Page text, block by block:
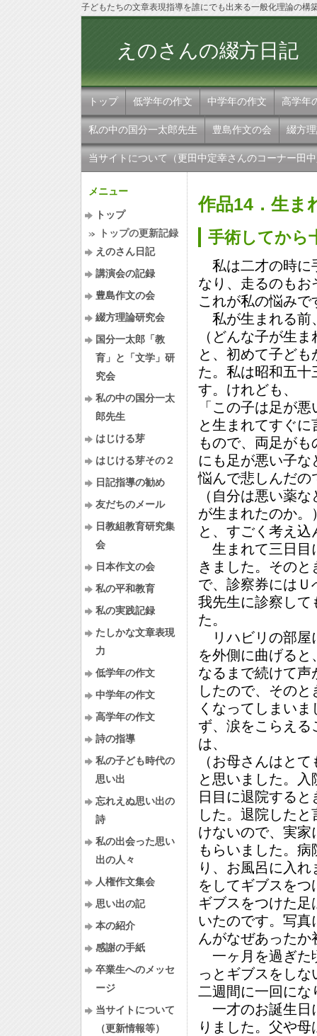
子どもたちの文章表現指導を誰にでも出来る一般化理論の構
えのさんの
トップ 低学年の作文 中学年の作文 高学年
私の中の国分一太郎先生 豊島作文の会 綴方
当サイトについて（更田中定幸さんのコーナー田
作品14．生ま
手術してか
私は二才の時に
なり、走るのも
これが私の悩みで
私が生まれる前
（どんな子が生
と、初めて子ど
た。私は昭和五
す。けれども、
「この子は足が
と生まれてすぐ
もので、両足が
にも足が悪い子
悩んで悲しんだの
（自分は悪い薬
が生まれたのか。
と、すごく考え
生まれて三日目
きました。その
で、診察券には
我先生に診察して
た。
リハビリの部屋
を外側に曲げる
なるまで続けて
したので、その
くなってしまい
ず、涙をこらえる
は、
（お母さんはと
と思いました。
日目に退院する
した。退院した
けないので、実
もらいました。
り、お風呂に入
をしてギブスを
ギブスをつけた
いたのです。写
んがなぜあった
一ヶ月を過ぎた
っとギブスをし
二週間に一回にな
一才のお誕生日
りました。父や
メニュー
トップ
トップの更新記録
えのさん日記
講演会の記録
豊島作文の会
綴方理論研究会
国分一太郎「教
育」と「文学」研
究会
私の中の国分一太
郎先生
はじける芽
はじける芽その２
日記指導の勧め
友だちのメール
日教組教育研究集
会
日本作文の会
私の平和教育
私の実践記録
たしかな文章表現
力
低学年の作文
中学年の作文
高学年の作文
詩の指導
私の子ども時代の
思い出
忘れえぬ思い出の
詩
私の出会った思い
出の人々
人権作文集会
思い出の記
本の紹介
感謝の手紙
卒業生へのメッセ
ージ
当サイトについて
（更新情報等）